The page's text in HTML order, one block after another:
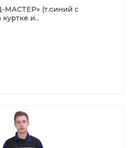
МАСТЕР» (т.синий с
и...